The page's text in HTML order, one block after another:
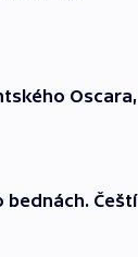
Oscara,
bednách. Čeští